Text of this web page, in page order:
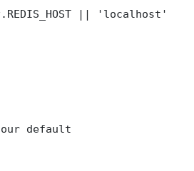
|| 'localhost'
default